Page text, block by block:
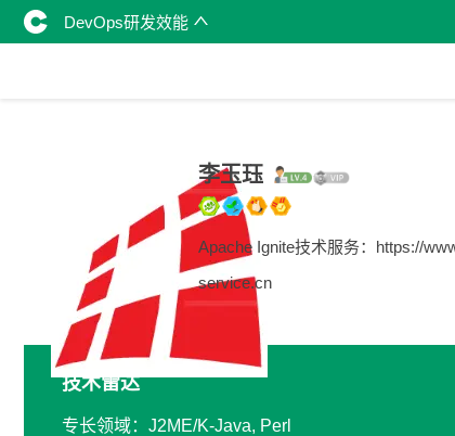
DevOps研发效能
李玉珏
Apache Ignite技术服务：https://
service.cn
技术雷达
专长领域：J2ME/K-Java, Perl